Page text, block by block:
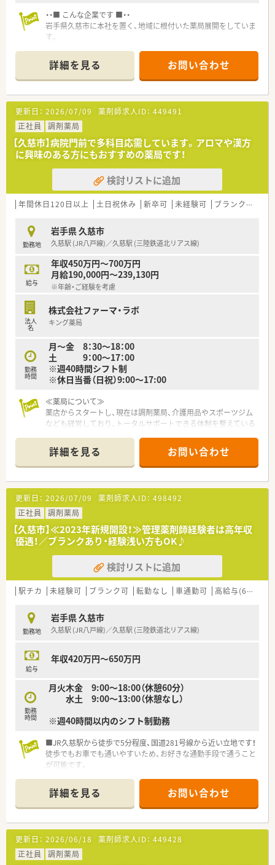
・・■ こんな企業です ■・・
岩手県久慈市に本社を置く、地域に根付いた薬局展開をしていま
す。
などにも積極的に参加している企業です。
薬店からスタートし、現在は調剤薬局、介護用品やスポーツジム
なども経営しており、トータルサポートできる体制を整えている
企業です。
★☆アロマや漢方に興味のある薬剤師の方にもおすすめの環境
です。
資格を持っている薬剤師も多く、取得支援もございます。☆★
・・■ 充実の制度！ ■・・
社員にipadを支給して、自発的に勉強する体制を整えてくれてい
るので、社員一人一人の満足度も高く、定着率の良さに繋がって
・・■ 薬局紹介 ■・・
しておりゆとりをもって働けます。
近隣にも複数店舗があり、サポート体制も整っています。
「ライフスタイルそのものが健康を創る」という考えから、薬の
ことだけでなく、食事・運動・癒しなど多角的に患者様と向き合っ
ています。
・・■ こんな方におススメ ■・・
★在宅業務にもご興味がある方
★アロマや漢方にも興味がある方
詳細を見る お問い合わせ
更新日： 2026/07/09 薬剤師求人ID： 449491
正社員
調剤薬局
【久慈市】病院門前で多科目応需しています。アロマや漢方
に興味のある方にもおすすめの薬局です！
検討リストに追加
年間休日120日以上 土日祝休み 新卒可 未経験可 ブランク可
勤務地
岩手県 久慈市
久慈駅 (JR八戸線)／久慈駅 (三陸鉄道北リアス線)
給与
年収450万円～700万円
月給190,000円～239,130円
※年齢・ご経験を考慮
法人
名
株式会社ファーマ・ラボ
キング薬局
勤務
時間
月～金 8：30〜18：00
土 9：00〜17：00
※週40時間シフト制
※休日当番（日祝）9:00～17:00
≪薬局について≫
薬店からスタートし、現在は調剤薬局、介護用品やスポーツジム
なども経営しており、トータルサポートできる体制を整えている
から、薬のことだけでなく、食事・運動・癒しなど多角的に患者様
と向き合っています。やりがいを感じられる職場です。
≪充実の制度≫
社員にipadを支給して、自発的に勉強する体制を整えてくれてい
るので、社員一人一人の満足度も高く、定着率の良さに繋がって
います。
≪ここがポイント≫
患者様が健康に興味を持っていただけるように地域のイベント
などにも積極的に参加している企業です。
アロマや漢方に興味のある薬剤師の方にもおすすめの環境で
す。資格を持っている薬剤師も多く、取得支援もございます。
★ワークライフバランスを重視したい方
★地域活動に積極的に参加したい方、地域医療に関わりたい方
★患者様との接点を増やしたい方
詳細を見る お問い合わせ
更新日： 2026/07/09 薬剤師求人ID： 498492
正社員
調剤薬局
【久慈市】≪2023年新規開設！≫管理薬剤師経験者は高年収
優遇！／ブランクあり・経験浅い方もOK♪
検討リストに追加
駅チカ 未経験可 ブランク可 転勤なし 車通勤可 高給与(600万円以上)
勤務地
岩手県 久慈市
久慈駅 (JR八戸線)／久慈駅 (三陸鉄道北リアス線)
給与
年収420万円～650万円
勤務
時間
月火木金 9:00～18:00（休憩60分）
水土 9:00～13:00（休憩なし）
※週40時間以内のシフト制勤務
■JR久慈駅から徒歩で5分程度、国道281号線から近い立地です！
徒歩でもお車でも通いやすいため、お好きな通勤手段で通うこと
が可能です。
ります。
最初は忙しいことが予想されますが、プライベートとも両立でき
るよう、会社全体でサポートいたします！
≪ 企業について ≫
■2009年に設立し、盛岡エリアを中心に現在2店舗展開していま
す。
詳細を見る お問い合わせ
更新日： 2026/06/18 薬剤師求人ID： 449428
正社員
調剤薬局